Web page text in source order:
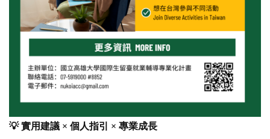
💡實用建議 × 個人指引 × 專業成長